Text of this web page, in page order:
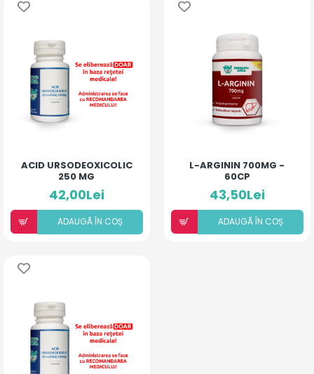
ACID URSODEOXICOLIC
250 MG
42,00Lei
ADAUGÃ ÎN COȘ
L-ARGININ 700MG -
60CP
43,50Lei
ADAUGÃ ÎN COȘ